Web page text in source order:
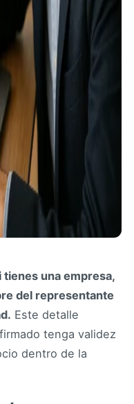
tienes una empresa,
del representante
Este detalle
tenga validez
dentro de la